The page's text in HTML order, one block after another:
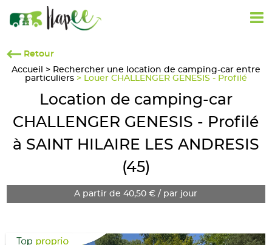
Retour
Accueil
> Rechercher une location de camping-car entre
particuliers > Louer CHALLENGER GENESIS - Profilé
Location de camping-car
CHALLENGER GENESIS - Profilé
à SAINT HILAIRE LES ANDRESIS
(45)
A partir de 40,50 € / par jour